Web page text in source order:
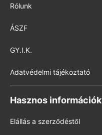
Rólunk
ÁSZF
GY.I.K.
Adatvédelmi tájékoztató
Hasznos információk
Elállás a szerződéstől